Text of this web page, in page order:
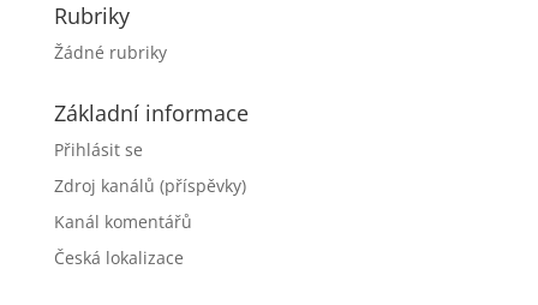
Rubriky
Žádné rubriky
Základní informace
Přihlásit se
Zdroj kanálů (příspěvky)
Kanál komentářů
Česká lokalizace